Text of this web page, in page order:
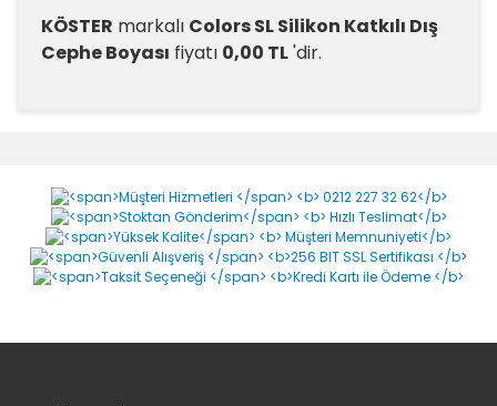
KÖSTER markalı Colors SL Silikon Katkılı Dış
Cephe Boyası fiyatı 0,00 TL'dir.
Bu ürüne ilk yorumu siz yapın!